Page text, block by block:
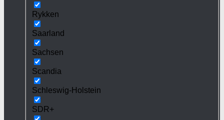
Rykken
Saarland
Sachsen
Scandia
Schleswig-Holstein
SDR+